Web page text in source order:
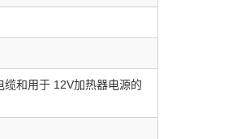
和用于 12V加热器电源的